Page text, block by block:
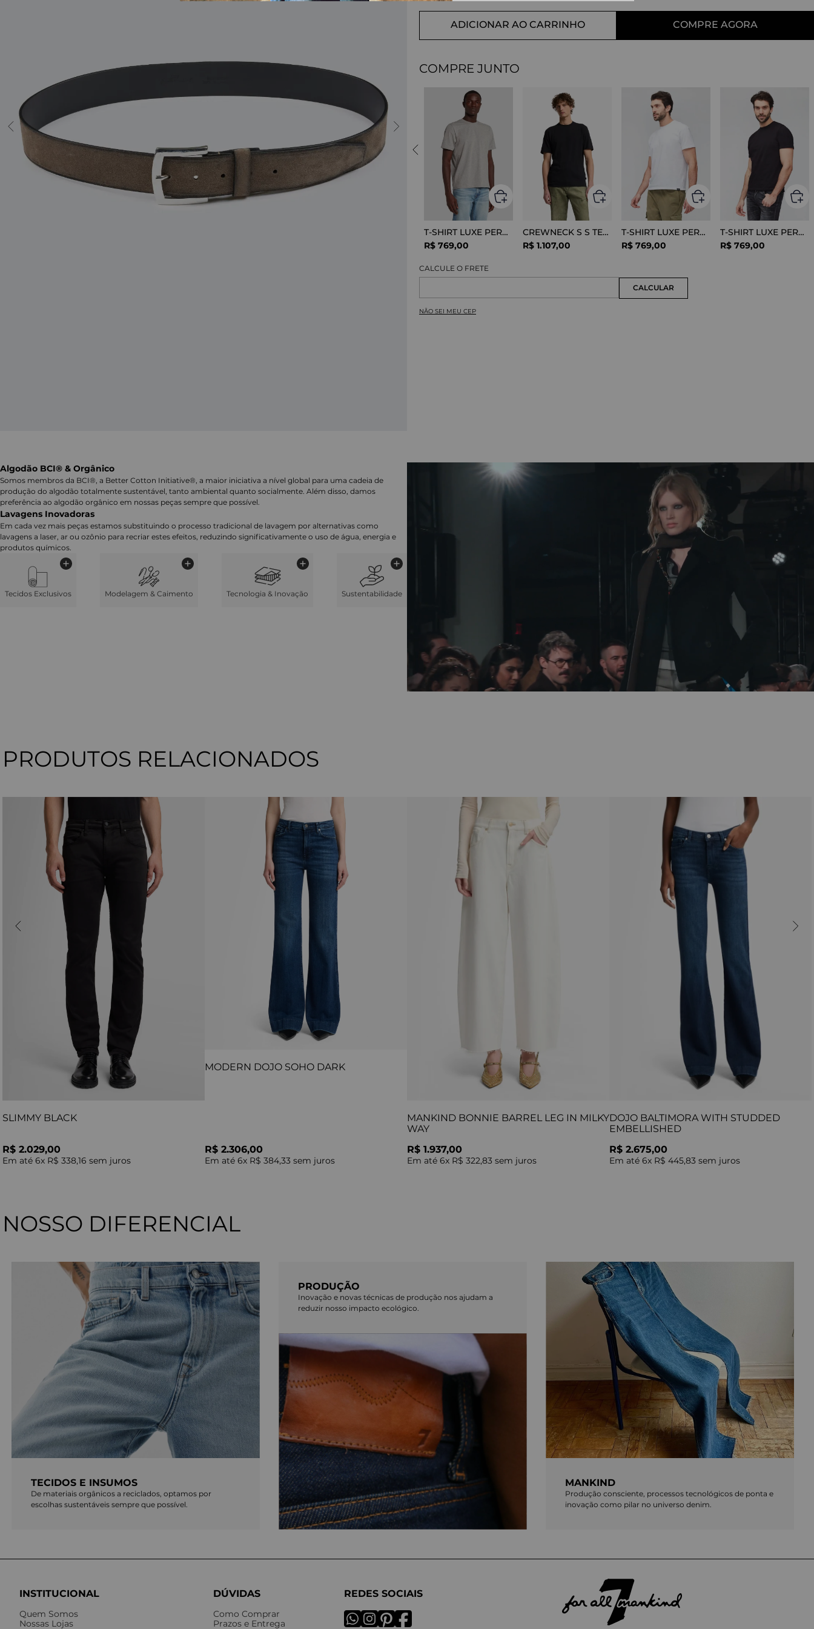
10º
ADICIONAR AO CARRINHO COMPRE AGORA
COMPRE JUNTO
T-SHIRT LUXE PERFOR GREY MELANGE
R$ 769,00
CREWNECK S S TEE COTTON BLACK
R$ 1.107,00
T-SHIRT LUXE PERFORMANCE WHITE
R$ 769,00
T-SHIRT LUXE PERFORMANCE BLACK
R$ 769,00
NÃO SEI MEU CEP
Algodão BCI® & Orgânico
Somos membros da BCI®, a Better Cotton Initiative®, a maior iniciativa a nível global para uma cadeia de
produção do algodão totalmente sustentável, tanto ambiental quanto socialmente. Além disso, damos
preferência ao algodão orgânico em nossas peças sempre que possível.
Lavagens Inovadoras
Em cada vez mais peças estamos substituindo o processo tradicional de lavagem por alternativas como
lavagens a laser, ar ou ozônio para recriar estes efeitos, reduzindo significativamente o uso de água, energia e
produtos químicos.
Tecidos Exclusivos Modelagem & Caimento Tecnologia & Inovação Sustentabilidade
PRODUTOS RELACIONADOS
SLIMMY BLACK
R$ 2.029,00
Em até 6x R$ 338,16 sem juros
MODERN DOJO SOHO DARK
R$ 2.306,00
Em até 6x R$ 384,33 sem juros
MANKIND BONNIE BARREL LEG IN MILKY
WAY
R$ 1.937,00
Em até 6x R$ 322,83 sem juros
DOJO BALTIMORA WITH STUDDED
EMBELLISHED
R$ 2.675,00
Em até 6x R$ 445,83 sem juros
NOSSO DIFERENCIAL
TECIDOS E INSUMOS
De materiais orgânicos a reciclados, optamos por
escolhas sustentáveis sempre que possível.
PRODUÇÃO
Inovação e novas técnicas de produção nos ajudam a
reduzir nosso impacto ecológico.
MANKIND
Produção consciente, processos tecnológicos de ponta e
inovação como pilar no universo denim.
INSTITUCIONAL
Quem Somos
Nossas Lojas
DÚVIDAS
Como Comprar
Prazos e Entrega
REDES SOCIAIS